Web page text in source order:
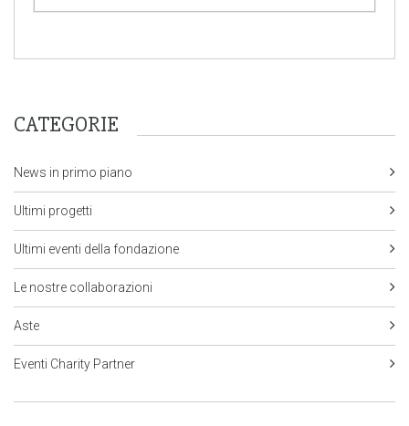
CATEGORIE
News in primo piano
Ultimi progetti
Ultimi eventi della fondazione
Le nostre collaborazioni
Aste
Eventi Charity Partner